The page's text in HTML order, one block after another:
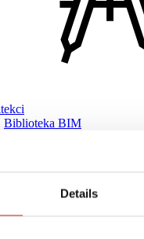
Details
Biblioteka BIM